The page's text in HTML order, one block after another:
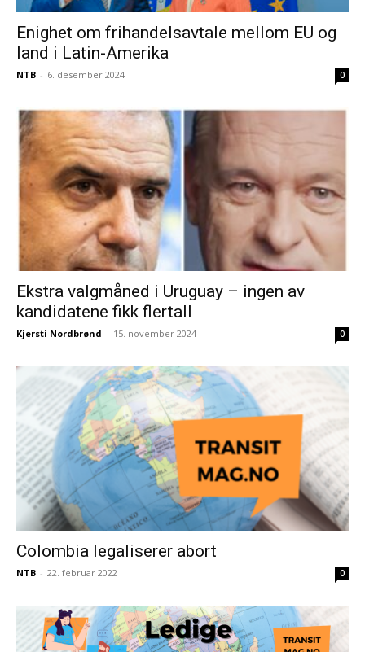
Enighet om frihandelsavtale mellom EU og
land i Latin-Amerika
NTB - 6. desember 2024 0
Ekstra valgmåned i Uruguay – ingen av
kandidatene fikk flertall
Kjersti Nordbrønd - 15. november 2024 0
Colombia legaliserer abort
NTB - 22. februar 2022 0